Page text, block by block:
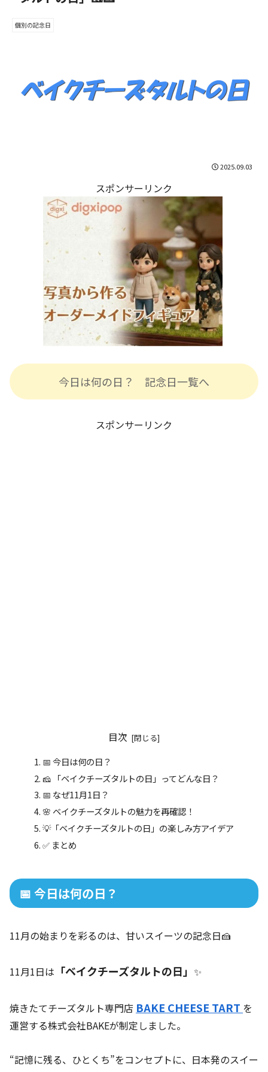
個別の記念日
2025.09.03
スポンサーリンク
今日は何の日？ 記念日一覧へ
スポンサーリンク
目次
📅 今日は何の日？
🧀 「ベイクチーズタルトの日」ってどんな日？
📅 なぜ11月1日？
🌸 ベイクチーズタルトの魅力を再確認！
💡「ベイクチーズタルトの日」の楽しみ方アイデア
✅ まとめ
📅 今日は何の日？
11月の始まりを彩るのは、甘いスイーツの記念日🍰
11月1日は 「ベイクチーズタルトの日」 ✨
焼きたてチーズタルト専門店 BAKE CHEESE TART を
運営する株式会社BAKEが制定しました。
“記憶に残る、ひとくち”をコンセプトに、日本発のスイー